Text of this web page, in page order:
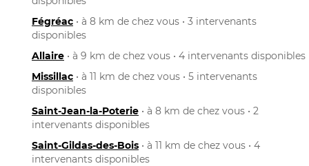
Fégréac • à 8 km de chez vous • 3 intervenants
disponibles
Allaire • à 9 km de chez vous • 4 intervenants disponibles
Missillac • à 11 km de chez vous • 5 intervenants
disponibles
Saint-Jean-la-Poterie • à 8 km de chez vous • 2
intervenants disponibles
Saint-Gildas-des-Bois • à 11 km de chez vous • 4
intervenants disponibles